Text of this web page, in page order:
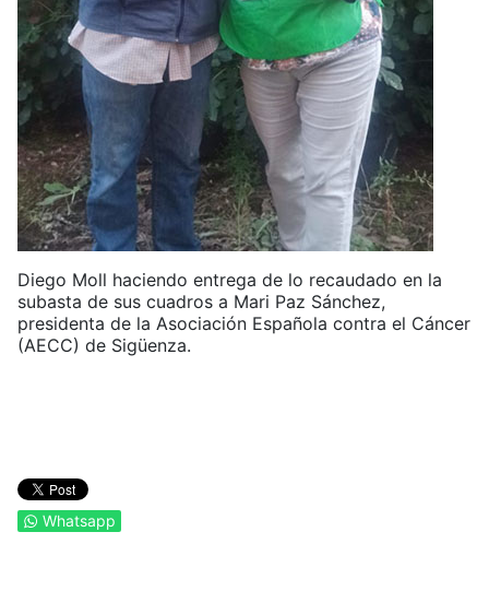
Diego Moll haciendo entrega de lo recaudado en la
subasta de sus cuadros a Mari Paz Sánchez,
presidenta de la Asociación Española contra el Cáncer
(AECC) de Sigüenza.
Whatsapp